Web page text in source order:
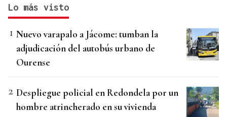
Lo más visto
Nuevo varapalo a Jácome: tumban la
adjudicación del autobús urbano de
Ourense
Despliegue policial en Redondela por un
hombre atrincherado en su vivienda